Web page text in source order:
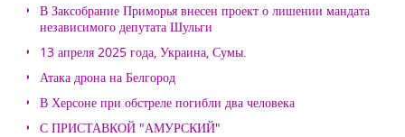
В Заксобрание Приморья внесен проект о лишении мандата
независимого депутата Шульги
13 апреля 2025 года, Украина, Сумы.
Атака дрона на Белгород
В Херсоне при обстреле погибли два человека
С ПРИСТАВКОЙ "АМУРСКИЙ"